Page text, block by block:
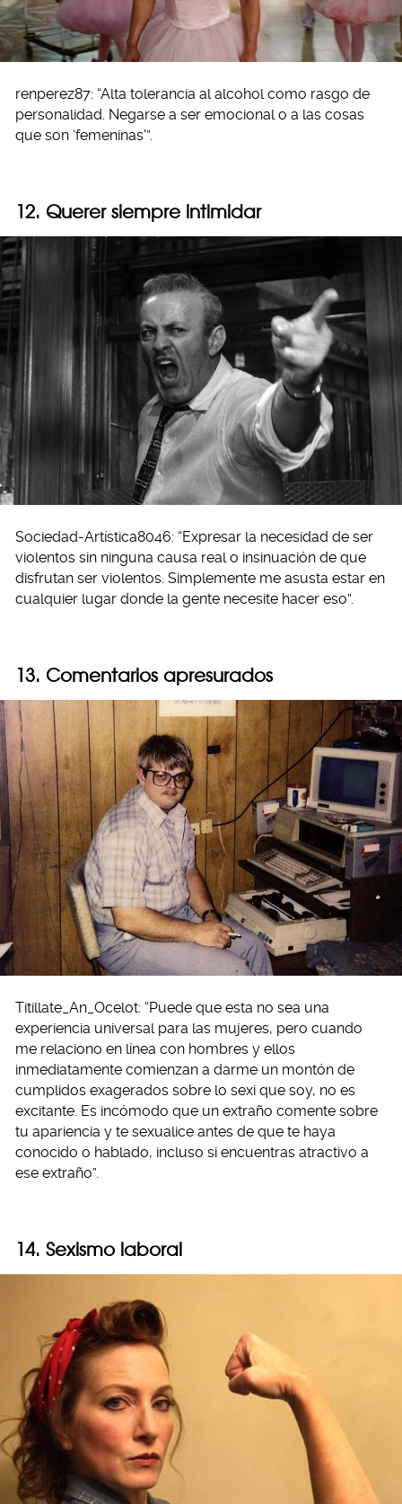
renperez87: “Alta tolerancia al alcohol como rasgo de
personalidad. Negarse a ser emocional o a las cosas
que son ‘femeninas'”.
12. Querer siempre intimidar
Sociedad-Artística8046: “Expresar la necesidad de ser
violentos sin ninguna causa real o insinuación de que
disfrutan ser violentos. Simplemente me asusta estar en
cualquier lugar donde la gente necesite hacer eso”.
13. Comentarios apresurados
Titillate_An_Ocelot: “Puede que esta no sea una
experiencia universal para las mujeres, pero cuando
me relaciono en línea con hombres y ellos
inmediatamente comienzan a darme un montón de
cumplidos exagerados sobre lo sexi que soy, no es
excitante. Es incómodo que un extraño comente sobre
tu apariencia y te sexualice antes de que te haya
conocido o hablado, incluso si encuentras atractivo a
ese extraño”.
14. Sexismo laboral